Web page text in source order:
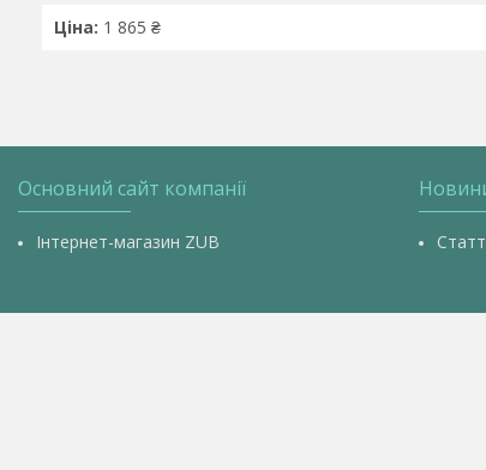
Ціна: 1 865 ₴
Основний сайт компанії
Інтернет-магазин ZUB